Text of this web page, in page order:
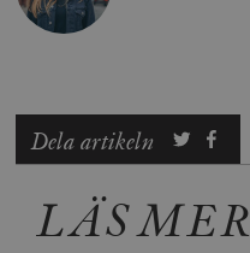
Dela artikeln
LÄS MER